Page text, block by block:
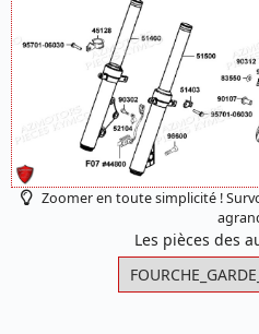
Zoomer en toute simplicité !
Les pièces des